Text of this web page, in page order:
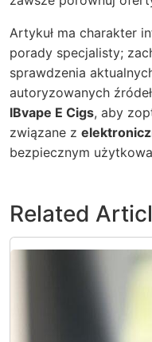
Artykuł ma charakter
porady specjalisty;
sprawdzenia
autoryzowanych
IBvape E Cigs, aby
związane z
bezpiecznym
Related